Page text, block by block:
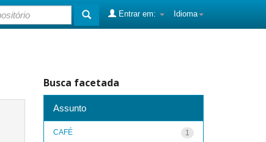
Idioma
Entrar em:
Busca facetada
Assunto
1
CAFÉ